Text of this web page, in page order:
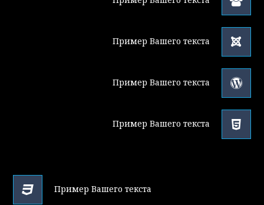
Пример Вашего текста
Пример Вашего текста
Пример Вашего текста
Пример Вашего текста